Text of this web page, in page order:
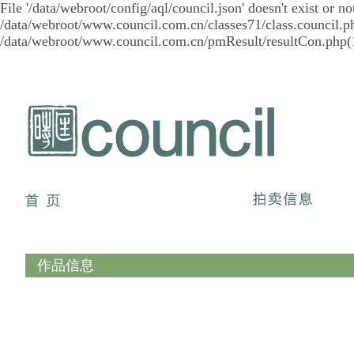
File '/data/webroot/config/aql/council.json' doesn't exist or
/data/webroot/www.council.com.cn/classes71/
/data/webroot/www.council.com.cn/pmResult/
作品信息